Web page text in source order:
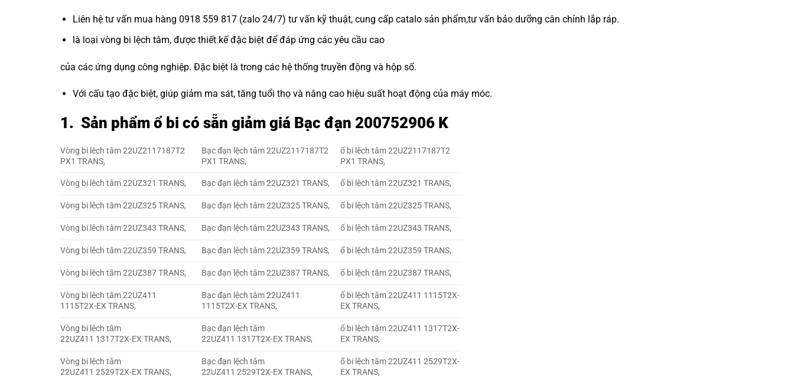
Liên hệ tư vấn mua hàng 0918 559 817 (zalo 24/7) tư vấn kỹ thuật, cung cấp catalo sản phẩm,tư vấn bảo dưỡng cân chỉnh lắp ráp.
là loại vòng bi lệch tâm, được thiết kế đặc biệt để đáp ứng các yêu cầu cao
của các ứng dụng công nghiệp. Đặc biệt là trong các hệ thống truyền động và hộp số.
Với cấu tạo đặc biệt, giúp giảm ma sát, tăng tuổi thọ và nâng cao hiệu suất hoạt động của máy móc.
1. Sản phẩm ổ bi có sẵn giảm giá Bạc đạn 200752906 K
Vòng bi lêch tâm 22UZ2117187T2
PX1 TRANS,
Bạc đạn lệch tâm 22UZ2117187T2
PX1 TRANS,
ổ bi lệch tâm 22UZ2117187T2
PX1 TRANS,
Vòng bi lêch tâm 22UZ321 TRANS, Bạc đạn lệch tâm 22UZ321 TRANS, ổ bi lệch tâm 22UZ321 TRANS,
Vòng bi lêch tâm 22UZ325 TRANS, Bạc đạn lệch tâm 22UZ325 TRANS, ổ bi lệch tâm 22UZ325 TRANS,
Vòng bi lêch tâm 22UZ343 TRANS, Bạc đạn lệch tâm 22UZ343 TRANS, ổ bi lệch tâm 22UZ343 TRANS,
Vòng bi lêch tâm 22UZ359 TRANS, Bạc đạn lệch tâm 22UZ359 TRANS, ổ bi lệch tâm 22UZ359 TRANS,
Vòng bi lêch tâm 22UZ387 TRANS, Bạc đạn lệch tâm 22UZ387 TRANS, ổ bi lệch tâm 22UZ387 TRANS,
Vòng bi lêch tâm 22UZ411
1115T2X-EX TRANS,
Bạc đạn lệch tâm 22UZ411
1115T2X-EX TRANS,
ổ bi lệch tâm 22UZ411 1115T2X-
EX TRANS,
Vòng bi lêch tâm
22UZ411 1317T2X-EX TRANS,
Bạc đạn lệch tâm
22UZ411 1317T2X-EX TRANS,
ổ bi lệch tâm 22UZ411 1317T2X-
EX TRANS,
Vòng bi lêch tâm
22UZ411 2529T2X-EX TRANS,
Bạc đạn lệch tâm
22UZ411 2529T2X-EX TRANS,
ổ bi lệch tâm 22UZ411 2529T2X-
EX TRANS,